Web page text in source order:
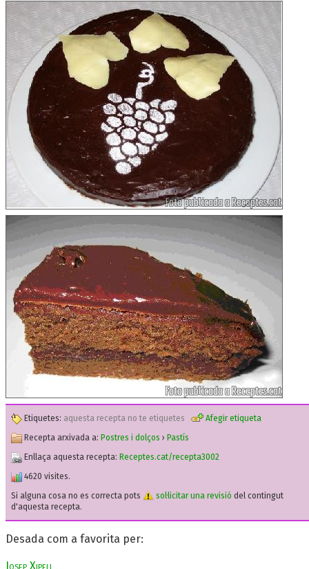
Etiquetes: aquesta recepta no te etiquetes
Afegir etiqueta
Recepta arxivada a: Postres i dolços › Pastís
Enllaça aquesta recepta: Receptes.cat/recepta3002
4620 visites.
Si alguna cosa no es correcta pots
sol·licitar una revisió del contingut
d'aquesta recepta.
Desada com a favorita per:
Josep Xipell